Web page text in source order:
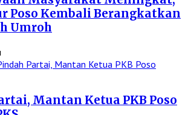
Poso Kembali Berangkatkan
Umroh
Mantan Ketua PKB Poso